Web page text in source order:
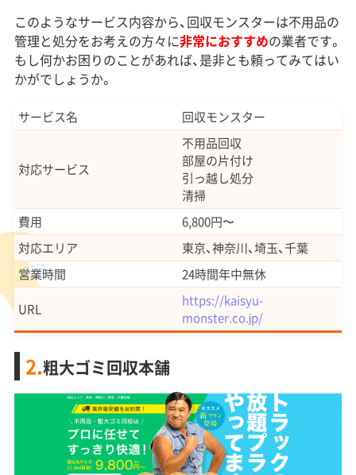
このようなサービス内容から、回収モンスターは不用品の
管理と処分をお考えの方々に非常におすすめの業者です。
もし何かお困りのことがあれば、是非とも頼ってみてはい
かがでしょうか。
サービス名 回収モンスター
対応サービス
不用品回収
部屋の片付け
引っ越し処分
清掃
費用
6,800円〜
対応エリア
東京、神奈川、埼玉、千葉
営業時間
24時間年中無休
URL
https://kaisyu-
monster.co.jp/
2.粗大ゴミ回収本舗